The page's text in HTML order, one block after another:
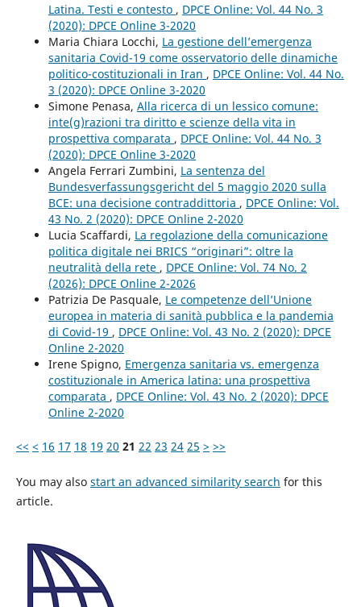
Latina. Testi e contesto , DPCE Online: Vol. 44 No. 3
(2020): DPCE Online 3-2020
Maria Chiara Locchi, La gestione dell’emergenza
sanitaria Covid-19 come osservatorio delle dinamiche
politico-costituzionali in Iran , DPCE Online: Vol. 44 No.
3 (2020): DPCE Online 3-2020
Simone Penasa, Alla ricerca di un lessico comune:
inte(g)razioni tra diritto e scienze della vita in
prospettiva comparata , DPCE Online: Vol. 44 No. 3
(2020): DPCE Online 3-2020
Angela Ferrari Zumbini, La sentenza del
Bundesverfassungsgericht del 5 maggio 2020 sulla
BCE: una decisione contraddittoria , DPCE Online: Vol.
43 No. 2 (2020): DPCE Online 2-2020
Lucia Scaffardi, La regolazione della comunicazione
politica digitale nei BRICS “originari”: oltre la
neutralità della rete , DPCE Online: Vol. 74 No. 2
(2026): DPCE Online 2-2026
Patrizia De Pasquale, Le competenze dell’Unione
europea in materia di sanità pubblica e la pandemia
di Covid-19 , DPCE Online: Vol. 43 No. 2 (2020): DPCE
Online 2-2020
Irene Spigno, Emergenza sanitaria vs. emergenza
costituzionale in America latina: una prospettiva
comparata , DPCE Online: Vol. 43 No. 2 (2020): DPCE
Online 2-2020
<< < 16 17 18 19 20 21 22 23 24 25 > >>
You may also start an advanced similarity search for this
article.